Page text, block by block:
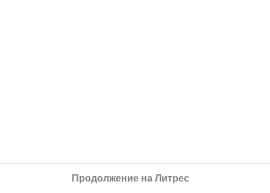
Продолжение на Литрес